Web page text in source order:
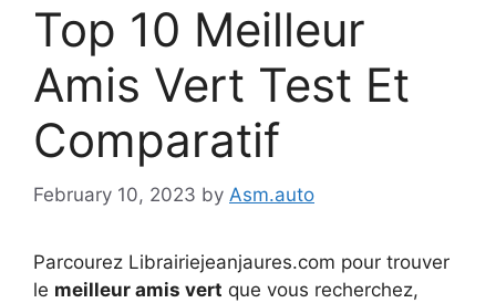
Top 10 Meilleur
Amis Vert Test Et
Comparatif
February 10, 2023 by Asm.auto
Parcourez Librairiejeanjaures.com pour trouver
le meilleur amis vert que vous recherchez,